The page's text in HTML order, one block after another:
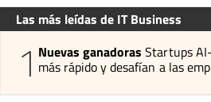
Las más leídas de IT Business
1 Nuevas ganadoras Startups
más rápido y desafían a las